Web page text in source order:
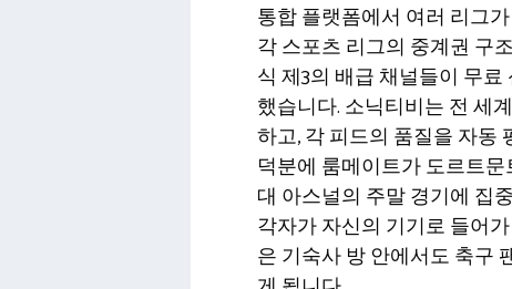
통합 플랫폼에서 여러 리그
각 스포츠 리그의 중계권 구
식 제3의 배급 채널들이 무
했습니다. 소닉티비는 전 세
하고, 각 피드의 품질을 자동
덕분에 룸메이트가 도르트
대 아스널의 주말 경기에 집
각자가 자신의 기기로 들어
은 기숙사 방 안에서도 축구